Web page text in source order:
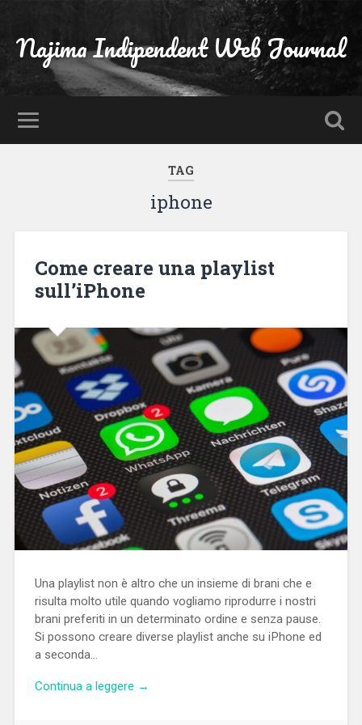
Najima Indipendent Web Journal
TAG
iphone
Come creare una playlist
sull’iPhone
Una playlist non è altro che un insieme di brani che e
risulta molto utile quando vogliamo riprodurre i nostri
brani preferiti in un determinato ordine e senza pause.
Si possono creare diverse playlist anche su iPhone ed
a seconda…
Continua a leggere →